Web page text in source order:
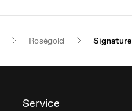
Roségold Signature
Service